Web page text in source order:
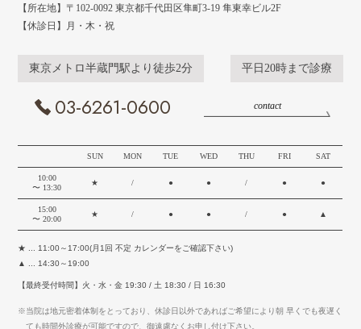
【所在地】〒102-0092 東京都千代田区隼町3-19 隼東幸ビル2F
【休診日】月・木・祝
東京メトロ半蔵門駅より徒歩2分 平日20時まで診療
03-6261-0600 contact
SUN MON TUE WED THU FRI SAT
10:00
〜 13:30
★ / ● ● / ● ●
15:00
〜 20:00
★ / ● ● / ● ▲
★ ... 11:00～17:00(月1回 不定 カレンダーをご確認下さい)
▲ ... 14:30～19:00
【最終受付時間】火・水・金 19:30 / 土 18:30 / 日 16:30
※当院は地元密着体制をとっており、休診日以外であればご希望により朝 早くでも夜遅く
ても時間外診療が可能ですので、御遠慮なくお申し付け下さい。